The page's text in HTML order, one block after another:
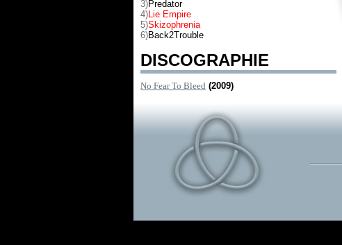
3)Predator
4)Lie Empire
5)Skizophrenia
6)Back2Trouble
DISCOGRAPHIE
No Fear To Bleed (2009)